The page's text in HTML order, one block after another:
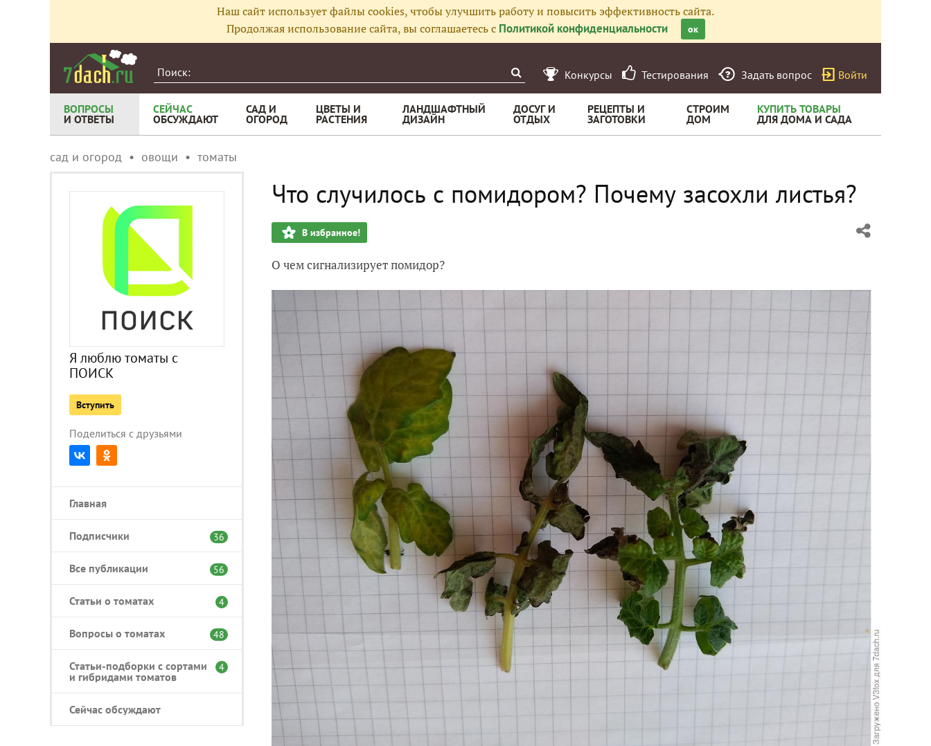
Наш сайт использует файлы cookies, чтобы улучшить работу и повысить эффективность сайта.
Продолжая использование сайта, вы соглашаетесь с Политикой конфиденциальности ок
Конкурсы Тестирования Задать вопрос Войти
ВОПРОСЫ
И ОТВЕТЫ
СЕЙЧАС
ОБСУЖДАЮТ
САД И
ОГОРОД
ЦВЕТЫ И
РАСТЕНИЯ
ЛАНДШАФТНЫЙ
ДИЗАЙН
ДОСУГ И
ОТДЫХ
РЕЦЕПТЫ И
ЗАГОТОВКИ
СТРОИМ
ДОМ
КУПИТЬ ТОВАРЫ
ДЛЯ ДОМА И САДА
сад и огород овощи томаты
Я люблю томаты с
ПОИСК
Вступить
Поделиться с друзьями
Главная
Подписчики 36
Все публикации 56
Статьи о томатах 4
Вопросы о томатах 48
Статьи-подборки с сортами
и гибридами томатов
4
Сейчас обсуждают
Что случилось с помидором? Почему засохли листья?
В избранное!
О чем сигнализирует помидор?